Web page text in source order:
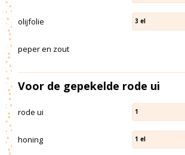
olijfolie 3 el
peper en zout
Voor de gepekelde rode ui
rode ui 1
honing 1 el